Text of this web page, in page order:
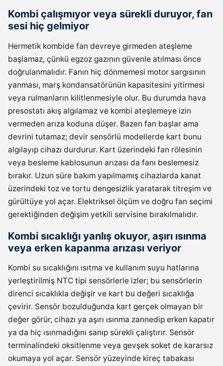
Kombi çalışmıyor veya sürekli duruyor, fan
sesi hiç gelmiyor
Hermetik kombide fan devreye girmeden ateşleme
başlamaz, çünkü egzoz gazının güvenle atılması önce
doğrulanmalıdır. Fanın hiç dönmemesi motor sargısının
yanması, marş kondansatörünün kapasitesini yitirmesi
veya rulmanların kilitlenmesiyle olur. Bu durumda hava
presostatı akış algılamaz ve kombi ateşlemeye izin
vermeden arıza koduna düşer. Bazen fan başlar ama
devrini tutamaz; devir sensörlü modellerde kart bunu
algılayıp cihazı durdurur. Kart üzerindeki fan rölesinin
veya besleme kablosunun arızası da fanı beslemesiz
bırakır. Uzun süre bakım yapılmamış cihazlarda kanat
üzerindeki toz ve tortu dengesizlik yaratarak titreşim ve
gürültüye yol açar. Elektriksel ölçüm ve doğru fan seçimi
gerektiğinden değişim yetkili servisine bırakılmalıdır.
Kombi sıcaklığı yanlış okuyor, aşırı ısınma
veya erken kapanma arızası veriyor
Kombi su sıcaklığını ısıtma ve kullanım suyu hatlarına
yerleştirilmiş NTC tipi sensörlerle izler; bu sensörlerin
direnci sıcaklıkla değişir ve kart bu değeri sıcaklığa
çevirir. Sensör bozulduğunda kart gerçek olmayan bir
değer görür, cihazı ya aşırı ısınma zannedip erken kapatır
ya da hiç ısınmadığını sanıp sürekli çalıştırır. Sensör
terminalindeki oksitlenme veya gevşek soket de kararsız
okumaya yol açar. Sensör yüzeyinde kireç tabakası